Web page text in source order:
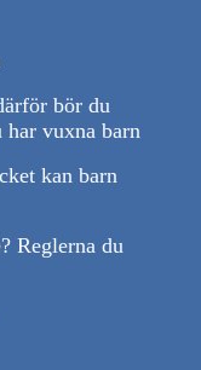
bör du
har vuxna barn
kan barn
Reglerna du